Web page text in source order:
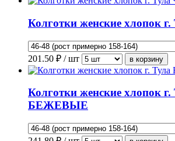
Колготки женские хлопок
201.50 ₽ / шт
Колготки женские хлопок г.
БЕЖЕВЫЕ